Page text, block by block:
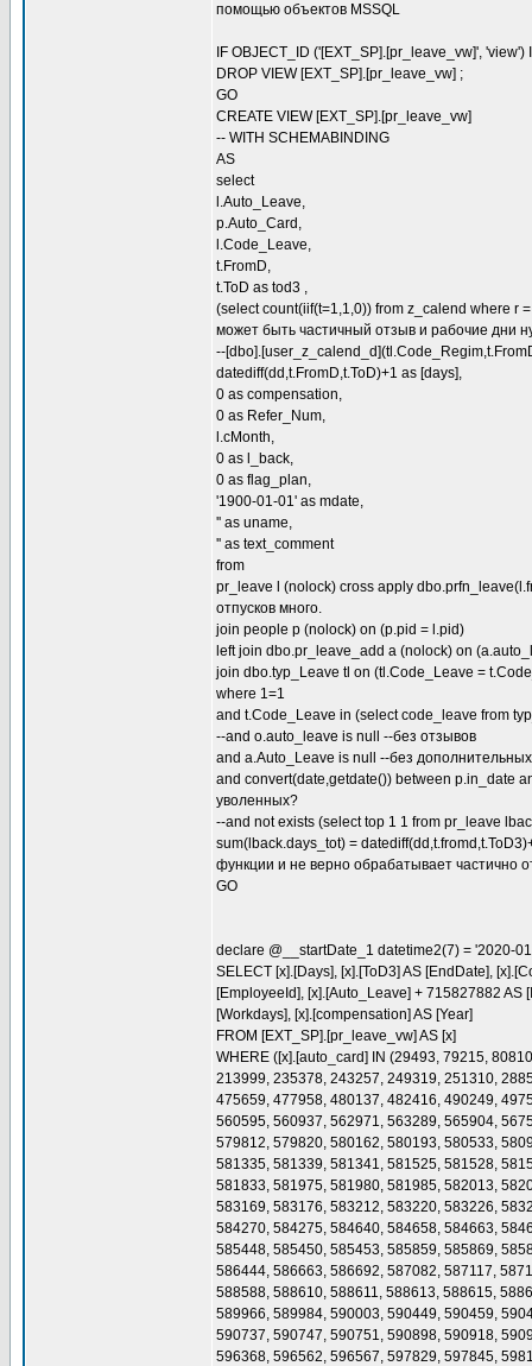
помощью объектов MSSQL
IF OBJECT_ID ('[EXT_SP].[pr_leave_vw]', 'view')
DROP VIEW [EXT_SP].[pr_leave_vw] ;
GO
CREATE VIEW [EXT_SP].[pr_leave_vw]
-- WITH SCHEMABINDING
AS
select
l.Auto_Leave,
p.Auto_Card,
l.Code_Leave,
t.FromD,
t.ToD as tod3 ,
(select count(iif(t=1,1,0)) from z_calend where r
может быть частичный отзыв и рабочие дни
--
datediff(dd,t.FromD,t.ToD)+1 as [days],
0 as compensation,
0 as Refer_Num,
l.cMonth,
0 as l_back,
0 as flag_plan,
'1900-01-01' as mdate,
'' as uname,
'' as text_comment
from
pr_leave l (nolock) cross apply
отпусков много.
join people p (nolock) on (p.pid = l.pid)
left join dbo.pr_leave_add a (nolock) on
join dbo.typ_Leave tl on (tl.Code_Leave =
where 1=1
and t.Code_Leave in (select code_leave from
--and o.auto_leave is null --без отзывов
and a.Auto_Leave is null --без дополнительных
and convert(date,getdate()) between p.in_date
уволенных?
--and not exists (select top 1 1 from pr_leave
sum(lback.days_tot) =
функции и не верно обрабатывает частично
GO
declare @__startDate_1 datetime2(7) = '2020-
SELECT [x].[Days], [x].[ToD3] AS [EndDate],
[EmployeeId], [x].[Auto_Leave] + 715827882 AS
[Workdays], [x].[compensation] AS [Year]
FROM [EXT_SP].[pr_leave_vw] AS [x]
WHERE ([x].[auto_card] IN (29493, 79215,
213999, 235378, 243257, 249319, 251310,
475659, 477958, 480137, 482416, 490249,
560595, 560937, 562971, 563289, 565904,
579812, 579820, 580162, 580193, 580533,
581335, 581339, 581341, 581525, 581528,
581833, 581975, 581980, 581985, 582013,
583169, 583176, 583212, 583220, 583226,
584270, 584275, 584640, 584658, 584663,
585448, 585450, 585453, 585859, 585869,
586444, 586663, 586692, 587082, 587117,
588588, 588610, 588611, 588613, 588615,
589966, 589984, 590003, 590449, 590459,
590737, 590747, 590751, 590898, 590918,
596368, 596562, 596567, 597829, 597845,